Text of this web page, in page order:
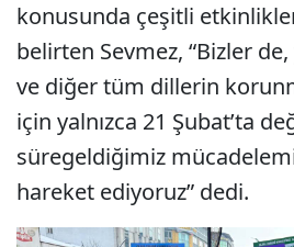
konusunda çeşitli
belirten Sevmez, “Bizler
ve diğer tüm dillerin
için yalnızca 21 Şubat’ta
süregeldiğimiz
hareket ediyoruz” dedi.